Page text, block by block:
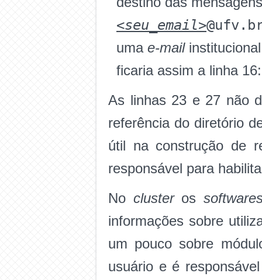
<seu_email>
uma e-mail
ficaria assim a linha
As linhas 23 e 27 não
referência do diretório
útil na construção de
responsável para
No clusteros
informações sobre
um pouco sobre
usuário e é